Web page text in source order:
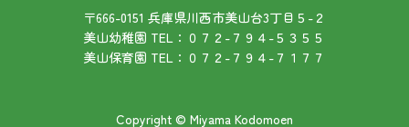
〒666-0151 兵庫県川西市美山台3丁目５-２
美山幼稚園 TEL：０７２-７９４-５３５５
美山保育園 TEL：０７２-７９４-７１７７
Copyright © Miyama Kodomoen